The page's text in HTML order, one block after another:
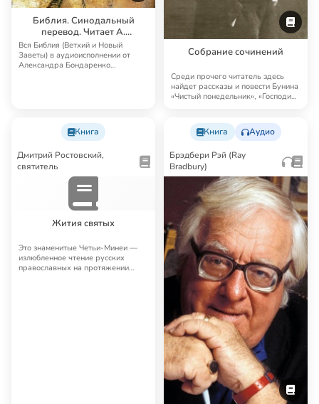
Библия. Синодальный
перевод. Читает А.
Бондаренко и И.
Прудовский
Вся Библия (Ветхий и Новый
Заветы) в аудиоисполнении от
Александра Бондаренко
Собрание сочинений
Среди прочего читатель здесь
найдет рассказы и повести Бунина
«Чистый понедельник», «Господин
Книга
Дмитрий Ростовский,
святитель
Жития святых
Это знаменитые Четьи-Минеи —
излюбленное чтение русских
православных на протяжении
Книга Аудио
Брэдбери Рэй (Ray
Bradbury)